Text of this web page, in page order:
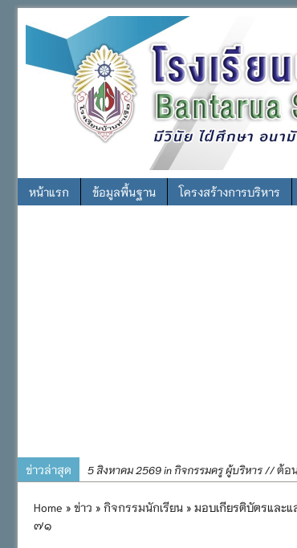
หน้าแรก ข้อมูลพื้นฐาน โครงสร้างการบริหาร
ข่าวล่าสุด 5 สิงหาคม 2569 in กิจกรรมครู ผู้บริหาร //ต้อ
Home » ข่าว » กิจกรรมนักเรียน » มอบเกียรติบัตรและ
๗๑